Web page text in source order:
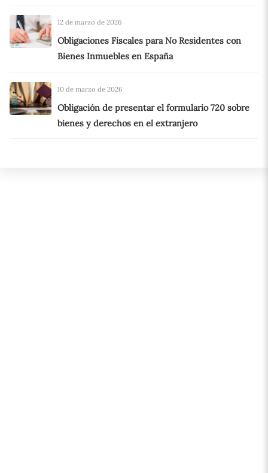
12 de marzo de 2026
Obligaciones Fiscales para No Residentes con
Bienes Inmuebles en España
10 de marzo de 2026
Obligación de presentar el formulario 720 sobre
bienes y derechos en el extranjero